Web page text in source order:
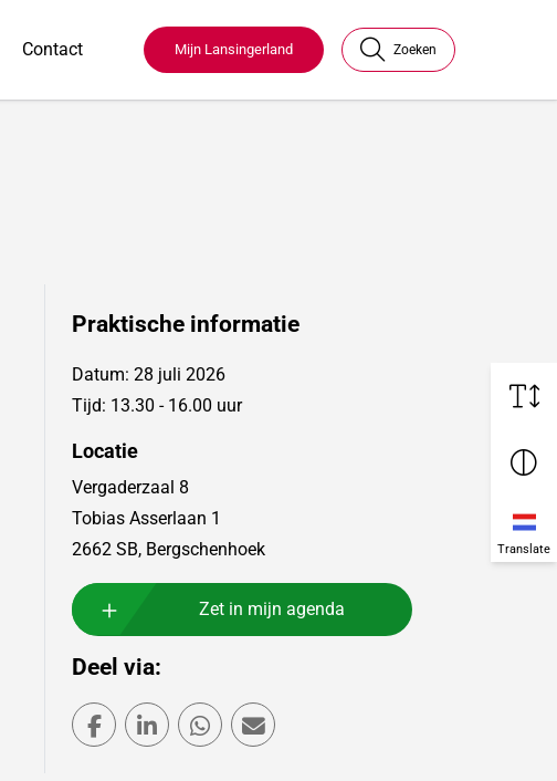
Contact Mijn Lansingerland Zoeken
Translate
Praktische informatie
Datum: 28 juli 2026
Tijd: 13.30 - 16.00 uur
Locatie
Vergaderzaal 8
Tobias Asserlaan 1
2662 SB, Bergschenhoek
Zet in mijn agenda
Deel via:
Deel via Facebook
Deel via LinkedIn
Deel via WhatsApp